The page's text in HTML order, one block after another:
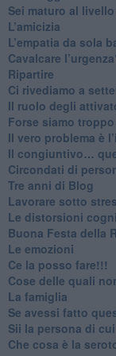
​Sei maturo al
​L’amicizia
​L’empatia da sola
​Cavalcare
Ripartire
​Ci rivediamo a
​Il ruolo degli
​Forse siamo
​Il vero problema è
​Il congiuntivo…
​Circondati di
​Tre anni di Blog
​Lavorare sotto
​Le distorsioni
​Buona Festa della
Le emozioni
​Ce la posso fare!!!
​Cose delle quali
​La famiglia
​Se avessi fatto
​Sii la persona di
Che cosa è la